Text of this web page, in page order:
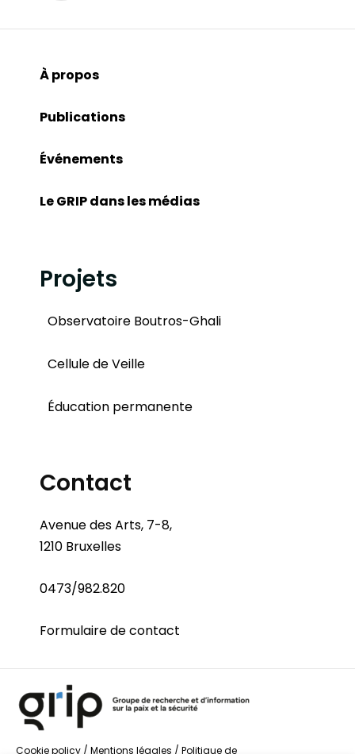
À propos
Publications
Événements
Le GRIP dans les médias
Projets
Observatoire Boutros-Ghali
Cellule de Veille
Éducation permanente
Contact
Avenue des Arts, 7-8,
1210 Bruxelles
0473/982.820
Formulaire de contact
Cookie policy / Mentions légales / Politique de